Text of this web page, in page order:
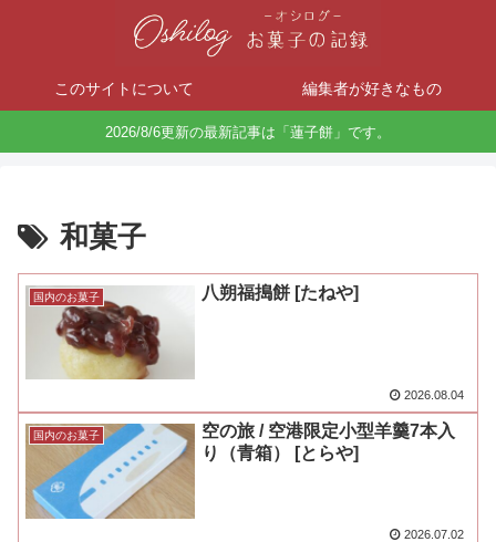
このサイトについて 編集者が好きなもの
2026/8/6更新の最新記事は「蓮子餅」です。
和菓子
国内のお菓子 八朔福搗餅 [たねや]
2026.08.04
国内のお菓子
空の旅 / 空港限定小型羊羹7本入
り（青箱） [とらや]
2026.07.02